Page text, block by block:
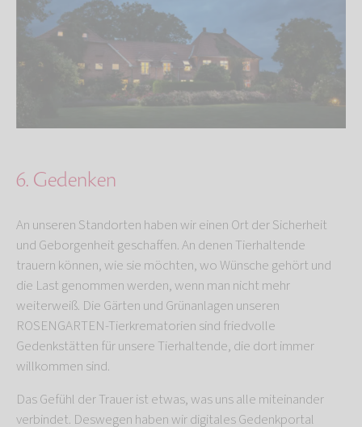
6. Gedenken
An unseren Standorten haben wir einen Ort der Sicherheit
und Geborgenheit geschaffen. An denen Tierhaltende
trauern können, wie sie möchten, wo Wünsche gehört und
die Last genommen werden, wenn man nicht mehr
weiterweiß. Die Gärten und Grünanlagen unseren
ROSENGARTEN-Tierkrematorien sind friedvolle
Gedenkstätten für unsere Tierhaltende, die dort immer
willkommen sind.
Das Gefühl der Trauer ist etwas, was uns alle miteinander
verbindet. Deswegen haben wir digitales Gedenkportal